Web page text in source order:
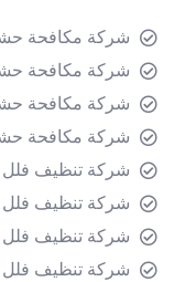
شركة مكافحة
شركة مكافحة
شركة مكافحة
شركة مكافحة
شركة تنظيف فلل
شركة تنظيف فلل
شركة تنظيف فلل
شركة تنظيف فلل